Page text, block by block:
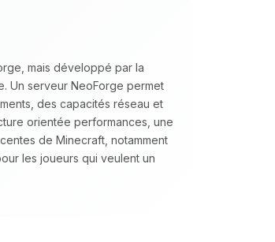
mais développé par la
Un serveur NeoForge permet
des capacités réseau et
orientée performances, une
de Minecraft, notamment
les joueurs qui veulent un